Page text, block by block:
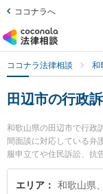
ココナラへ
ココナラ法律相談 和
田辺市の行政
和歌山県の田辺市で行政
間面談に対応している弁
服申立てや住民訴訟、抗
み検索もでき便利です。
律事務所の岡田 政和弁
エリア 和歌山県